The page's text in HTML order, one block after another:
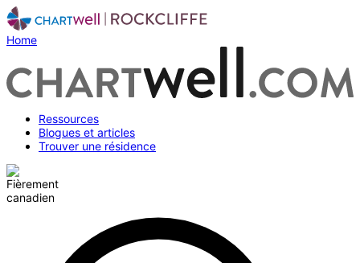
Home
Ressources
Blogues et articles
Trouver une résidence